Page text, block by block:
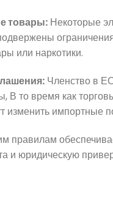
товары: Некоторые
или наркотики.
Членство в
В то время как
изменить импортные
правилам
и юридическую